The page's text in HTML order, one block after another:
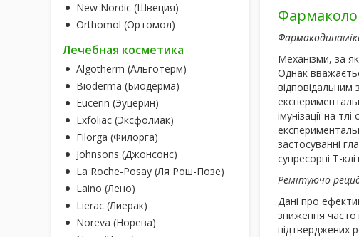
New Nordic (Швеция)
Orthomol (Ортомол)
Лечебная косметика
Algotherm (Альготерм)
Bioderma (Биодерма)
Eucerin (Эуцерин)
Exfoliac (Эксфолиак)
Filorga (Филорга)
Johnsons (Джонсонс)
La Roche-Posay (Ля Рош-Позе)
Laino (Лено)
Lierac (Лиерак)
Noreva (Норева)
Механізми, за
Однак
імунізації на
застосуванні
супресорні Т-
Ремітуючо-
Дані про
зниження
підтверджених